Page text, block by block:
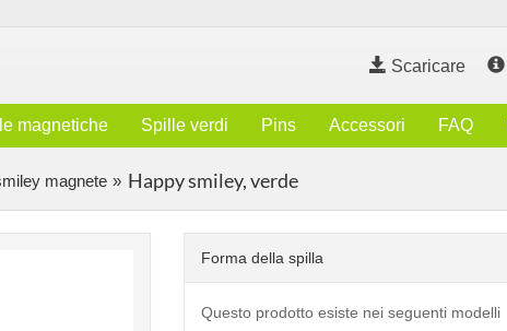
Scaricare
magnetiche Spille verdi Pins Accessori FAQ
magnete Happy smiley, verde
Forma della spilla
Questo prodotto esiste nei seguenti modelli